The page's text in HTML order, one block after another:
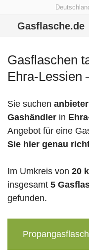
Gasflasche.de
Gasflaschen
Ehra-Lessien
Sie suchen
Gashändler in
Angebot für eine
Sie hier genau
Im Umkreis von 20
insgesamt 5
gefunden.